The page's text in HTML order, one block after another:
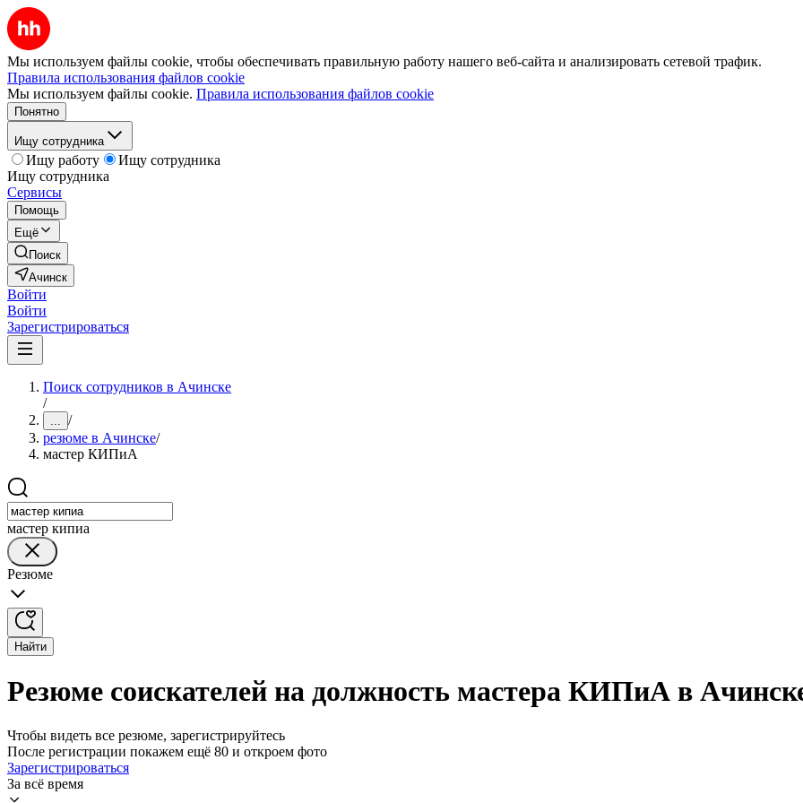
Мы используем файлы cookie, чтобы обеспечивать правильную работу нашего веб-сайта и анализировать сетевой трафик.
Правила использования файлов cookie
Мы используем файлы cookie. Правила использования файлов cookie
Понятно
Ищу сотрудника
Ищу работу
Ищу сотрудника
Ищу сотрудника
Сервисы
Помощь
Ещё
Поиск
Ачинск
Войти
Войти
Зарегистрироваться
Поиск сотрудников в Ачинске
/
... /
резюме в Ачинске/
мастер КИПиА
мастер кипиа
Резюме
Найти
Резюме соискателей на должность мастера КИПиА в
Чтобы видеть все резюме, зарегистрируйтесь
После регистрации покажем ещё 80 и откроем фото
Зарегистрироваться
За всё время